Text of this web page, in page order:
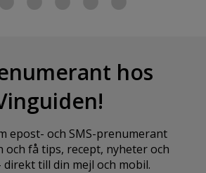
hos
epost- och SMS-prenumerant
och få tips, recept, nyheter och
till din mejl och mobil.